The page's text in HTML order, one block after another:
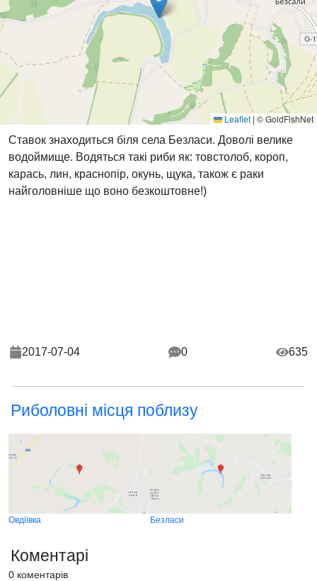
Leaflet | © GoldFishNet
Ставок знаходиться біля села Безласи. Доволі велике
водоймище. Водяться такі риби як: товстолоб, короп,
карась, лин, краснопір, окунь, щука, також є раки
найголовніше що воно безкоштовне!)
2017-07-04 0 635
Риболовні місця поблизу
Овдіївка Безласи
Коментарі
0 коментарів